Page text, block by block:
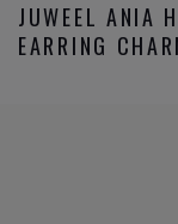
JUWEEL ANIA
EARRING